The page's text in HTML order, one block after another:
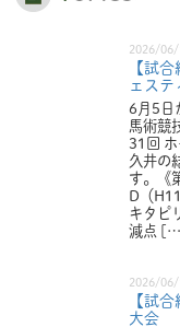
2026/06/
【試
ェステ
6月5日
馬術競
31回
久井の
す。《
D（
キタピ
減点 […]
2026/06/
【試
大会